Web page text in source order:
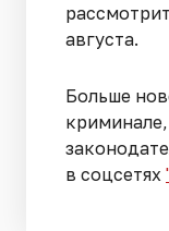
августа.
Больше
в соцсетях